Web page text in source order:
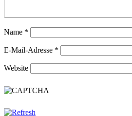
Name *
E-Mail-Adresse *
Website